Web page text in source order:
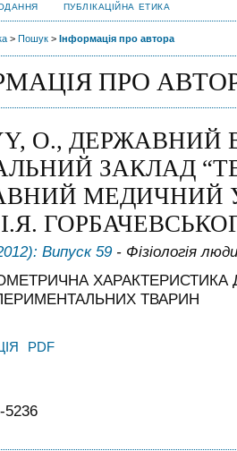
ПУБЛІКАЦІЙНА ЕТИКА
> Пошук > Інформація про автора
ПРО
O.,
ЗАКЛАД
МЕДИЧНИЙ
Випуск 59 - Фізіологія
ХАРАКТЕРИСТИКА
ТВАРИН
PDF
5236